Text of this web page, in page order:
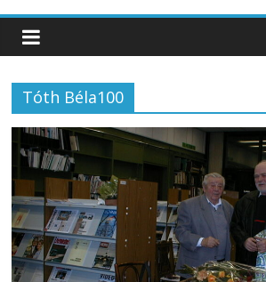
Tóth Béla100